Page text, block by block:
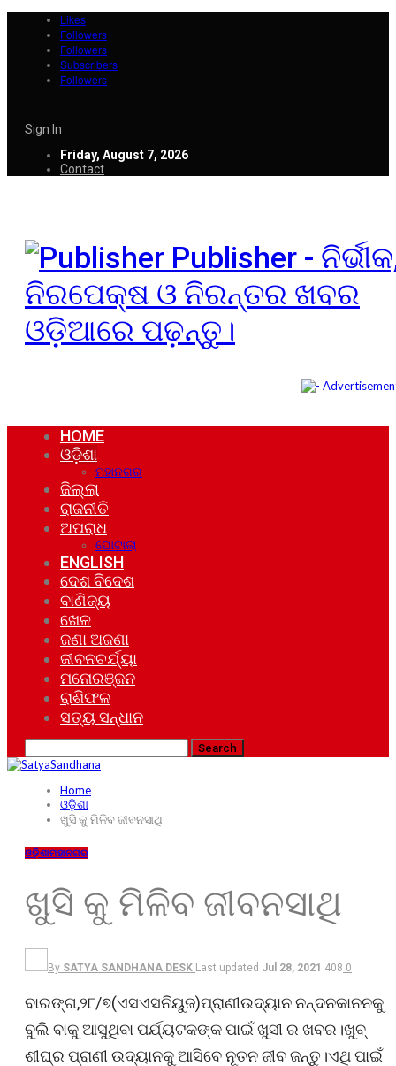
Likes
Followers
Followers
Subscribers
Followers
Sign In
Friday, August 7, 2026
Contact
Publisher -
ନିରପେକ୍ଷ ଓ ନିରନ୍ତର ଖବର
ଓଡ଼ିଆରେ ପଢ଼ନ୍ତୁ।
HOME
ଓଡ଼ିଶା
ମହାନଗର
ଜିଲ୍ଲା
ରାଜନୀତି
ଅପରାଧ
ଘୋଟାଲା
ENGLISH
ଦେଶ ବିଦେଶ
ବାଣିଜ୍ୟ
ଖେଳ
ଜଣା ଅଜଣା
ଜୀବନଚର୍ଯ୍ୟା
ମନୋରଞ୍ଜନ
ରାଶିଫଳ
ସତ୍ୟ ସନ୍ଧାନ
Home
ଓଡ଼ିଶା
ଖୁସି କୁ ମିଳିବ ଜୀବନସାଥି
ଓଡ଼ିଶାମହାନଗର
ଖୁସି କୁ ମିଳିବ ଜୀବନସାଥି
By SATYA SANDHANA DESK Last updated Jul 28, 2021 408 0
ବାରଙ୍ଗ,୨୮/୭(ଏସଏସନିୟୁଜ)ପ୍ରାଣୀଉଦ୍ୟାନ ନନ୍ଦନକାନନକୁ
ବୁଲି ବାକୁ ଆସୁଥିବା ପର୍ଯ୍ୟଟକଙ୍କ ପାଇଁ ଖୁସୀ ର ଖବର।ଖୁବ୍
ଶୀଘ୍ର ପ୍ରାଣୀ ଉଦ୍ୟାନକୁ ଆସିବେ ନୂତନ ଜୀବ ଜନ୍ତୁ।ଏଥି ପାଇଁ